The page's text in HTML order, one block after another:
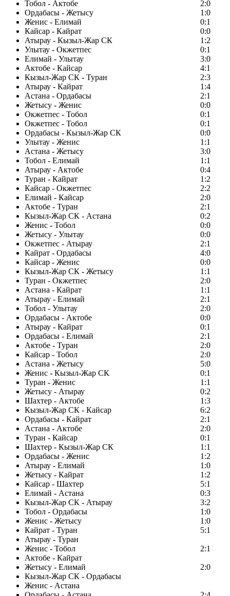
Тобол - Актобе
2:0
Ордабасы - Жетысу
1:0
Женис - Елимай
0:1
Кайсар - Кайрат
0:0
Атырау - Кызыл-Жар СК
1:2
Улытау - Окжетпес
0:1
Елимай - Улытау
3:0
Актобе - Кайсар
4:1
Кызыл-Жар СК - Туран
2:3
Атырау - Кайрат
1:4
Астана - Ордабасы
2:1
Жетысу - Женис
0:0
Окжетпес - Тобол
0:1
Окжетпес - Тобол
0:1
Ордабасы - Кызыл-Жар СК
0:0
Улытау - Женис
1:1
Астана - Жетысу
3:0
Тобол - Елимай
1:1
Атырау - Актобе
0:4
Туран - Кайрат
1:2
Кайсар - Окжетпес
2:2
Елимай - Кайсар
2:0
Актобе - Туран
2:1
Кызыл-Жар СК - Астана
0:2
Женис - Тобол
0:0
Жетысу - Улытау
0:0
Окжетпес - Атырау
2:1
Кайрат - Ордабасы
4:0
Кайсар - Женис
0:0
Кызыл-Жар СК - Жетысу
1:1
Туран - Окжетпес
2:0
Астана - Кайрат
1:1
Атырау - Елимай
2:1
Тобол - Улытау
2:0
Ордабасы - Актобе
0:0
Атырау - Кайрат
0:1
Ордабасы - Елимай
2:1
Актобе - Туран
2:0
Кайсар - Тобол
2:0
Астана - Жетысу
5:0
Женис - Кызыл-Жар СК
0:1
Туран - Женис
1:1
Жетысу - Атырау
0:2
Шахтер - Актобе
1:3
Кызыл-Жар СК - Кайсар
6:2
Ордабасы - Кайрат
2:1
Астана - Актобе
2:0
Туран - Кайсар
0:1
Шахтер - Кызыл-Жар СК
1:1
Ордабасы - Женис
1:2
Атырау - Елимай
1:0
Жетысу - Кайрат
1:2
Кайсар - Шахтер
5:1
Елимай - Астана
0:3
Кызыл-Жар СК - Атырау
3:2
Тобол - Ордабасы
1:0
Женис - Жетысу
1:0
Кайрат - Туран
5:1
Атырау - Туран
Женис - Тобол
2:1
Актобе - Кайрат
Жетысу - Елимай
2:0
Кызыл-Жар СК - Ордабасы
Женис - Астана